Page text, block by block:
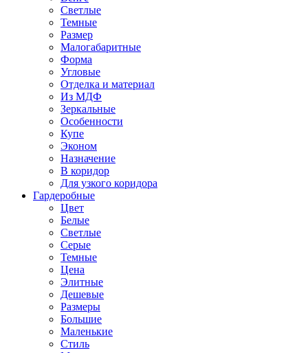
Светлые
Темные
Размер
Малогабаритные
Форма
Угловые
Отделка и материал
Из МДФ
Зеркальные
Особенности
Купе
Эконом
Назначение
В коридор
Для узкого коридора
Гардеробные
Цвет
Белые
Светлые
Серые
Темные
Цена
Элитные
Дешевые
Размеры
Большие
Маленькие
Стиль